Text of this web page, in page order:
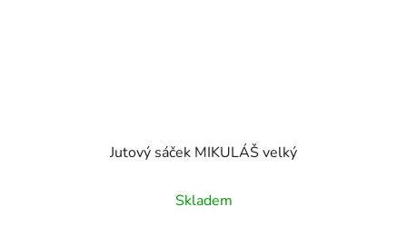
Jutový sáček MIKULÁŠ velký
Skladem